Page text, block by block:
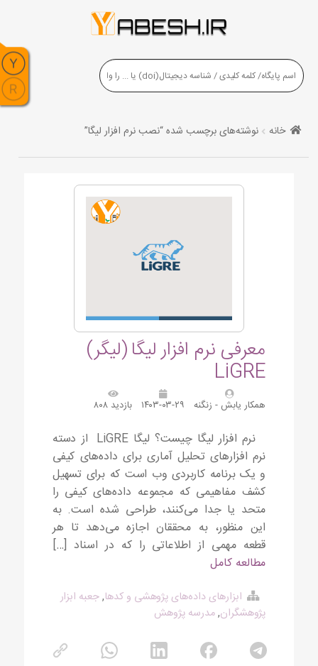
خانه نوشته‌های برچسب شده “نصب نرم افزار لیگا”
معرفی نرم افزار لیگا (لیگر)
LiGRE
همکار یابش - زنگنه ۱۴۰۳-۰۳-۲۹ بازدید ۸۰۸
نرم افزار لیگا چیست؟ لیگا LiGRE از دسته
نرم افزارهای تحلیل آماری برای داده‌های کیفی
و یک برنامه کاربردی وب است که برای تسهیل
کشف مفاهیمی که مجموعه داده‌های کیفی را
متحد یا جدا می‌کنند، طراحی شده است. به
این منظور، به محققان اجازه می‌دهد تا هر
قطعه مهمی از اطلاعاتی را که در اسناد […]
مطالعه کامل
ابزارهای داده‌های پژوهشی و کدها,جعبه ابزار
پژوهشگران,مدرسه پژوهش